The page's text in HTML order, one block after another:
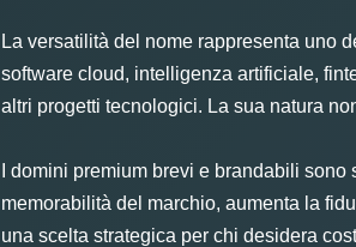
La versatilità del nome rappresenta uno
software cloud, intelligenza artificiale,
altri progetti tecnologici. La sua natura
I domini premium brevi e brandabili
memorabilità del marchio, aumenta la
una scelta strategica per chi desidera